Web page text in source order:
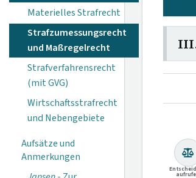
Materielles Strafrecht
Strafzumessungsrecht
und Maßregelrecht
Strafverfahrensrecht
(mit GVG)
Wirtschaftsstrafrecht
und Nebengebiete
Aufsätze und
Anmerkungen